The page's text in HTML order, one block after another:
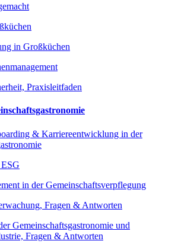
in Großküchen
Praxisleitfaden
& Karriereentwicklung in der
in der Gemeinschaftsverpflegung
Fragen & Antworten
Gemeinschaftsgastronomie und
Fragen & Antworten